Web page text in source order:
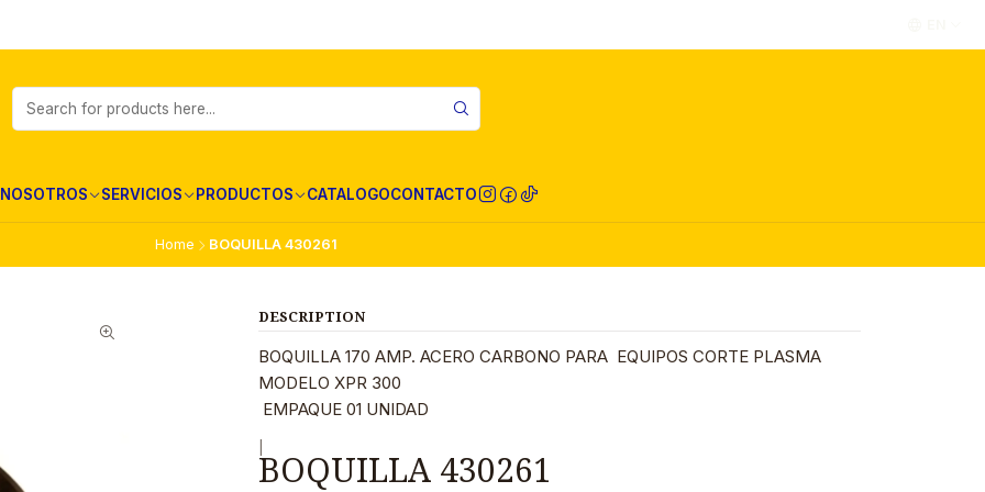
NOSOTROS SERVICIOS PRODUCTOS CATALOGOCONTACTO
Home BOQUILLA 430261
DESCRIPTION
BOQUILLA 170 AMP. ACERO CARBONO PARA EQUIPOS CORTE PLASMA
MODELO XPR 300
EMPAQUE 01 UNIDAD
BOQUILLA 430261